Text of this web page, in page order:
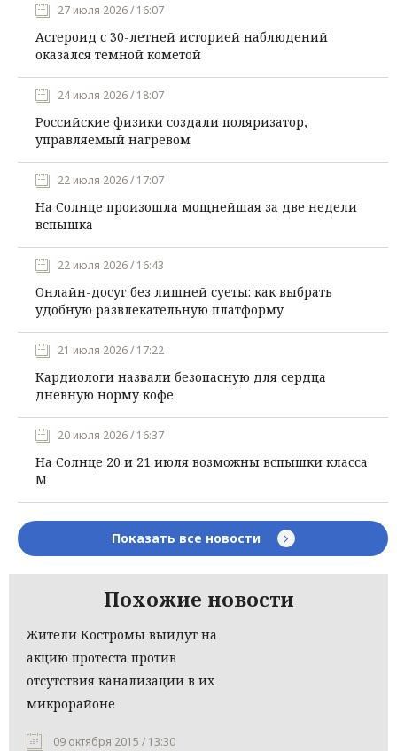
27 июля 2026 / 16:07
Астероид с 30-летней историей наблюдений
оказался темной кометой
24 июля 2026 / 18:07
Российские физики создали поляризатор,
управляемый нагревом
22 июля 2026 / 17:07
На Солнце произошла мощнейшая за две недели
вспышка
22 июля 2026 / 16:43
Онлайн-досуг без лишней суеты: как выбрать
удобную развлекательную платформу
21 июля 2026 / 17:22
Кардиологи назвали безопасную для сердца
дневную норму кофе
20 июля 2026 / 16:37
На Солнце 20 и 21 июля возможны вспышки класса
М
Показать все новости
Похожие новости
Жители Костромы выйдут на
акцию протеста против
отсутствия канализации в их
микрорайоне
09 октября 2015 / 13:30